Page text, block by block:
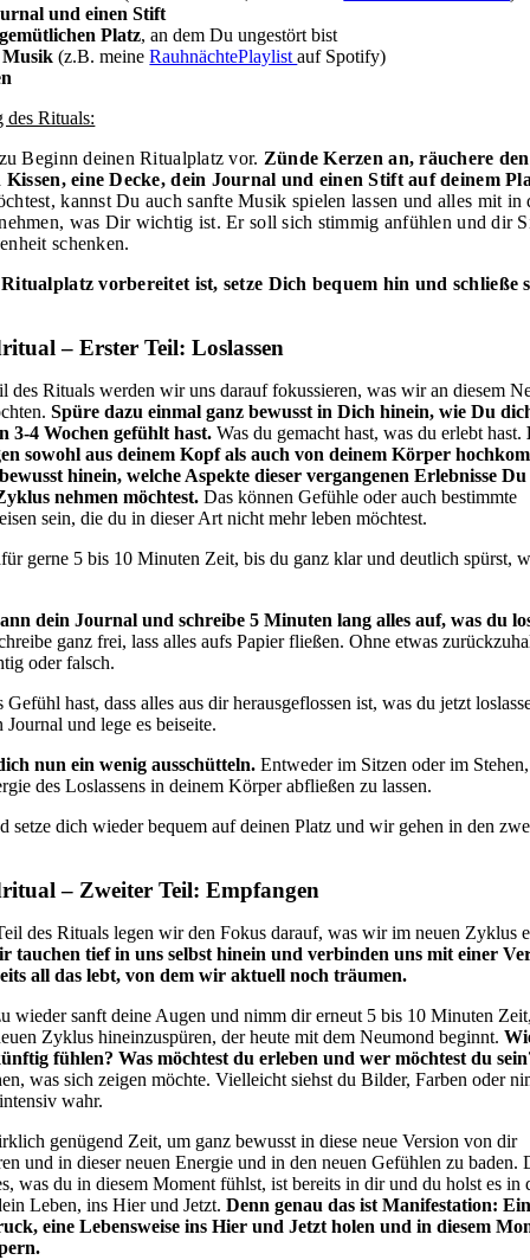
und einen Stift
gemütlichen Platz, an dem Du ungestört bist
Musik(z.B. meineRauhnächtePlaylistauf Spotify)
des Rituals:
Beginn deinen Ritualplatz vor. Zünde Kerzen an, räuchere
Kissen, eine Decke, dein Journal und einen Stift auf deinem
kannst Du auch sanfte Musik spielen lassen und alles mit in
was Dir wichtig ist. Er soll sich stimmig anfühlen und dir
schenken.
vorbereitet ist, setze Dich bequem hin und schließe
– Erster Teil: Loslassen
des Rituals werden wir uns darauf fokussieren, was wir an diesem
Spüre dazu einmal ganz bewusst in Dich hinein, wie Du
3-4 Wochen gefühlt hast.Was du gemacht hast, was du erlebt hast.
sowohl aus deinem Kopf als auch von deinem Körper
hinein, welche Aspekte dieser vergangenen Erlebnisse
nehmen möchtest. Das können Gefühle oder auch bestimmte
sein, die du in dieser Art nicht mehr leben möchtest.
gerne 5 bis 10 Minuten Zeit, bis du ganz klar und deutlich spürst,
dein Journal und schreibe 5 Minuten lang alles auf, was du
ganz frei, lass alles aufs Papier fließen. Ohne etwas
oder falsch.
Gefühl hast, dass alles aus dir herausgeflossen ist, was du jetzt
Journal und lege es beiseite.
nun ein wenig ausschütteln. Entweder im Sitzen oder im
des Loslassens in deinem Körper abfließen zu lassen.
setze dich wieder bequem auf deinen Platz und wir gehen in den
– Zweiter Teil: Empfangen
des Rituals legen wir den Fokus darauf, was wir im neuen Zyklus
tauchen tief in uns selbst hinein und verbinden uns mit einer
all das lebt, von dem wir aktuell noch träumen.
wieder sanft deine Augen und nimm dir erneut 5 bis 10 Minuten
Zyklus hineinzuspüren, der heute mit dem Neumond beginnt.
fühlen? Was möchtest du erleben und wer möchtest du
was sich zeigen möchte. Vielleicht siehst du Bilder, Farben oder
wahr.
genügend Zeit, um ganz bewusst in diese neue Version von dir
und in dieser neuen Energie und in den neuen Gefühlen zu baden.
was du in diesem Moment fühlst, ist bereits in dir und du holst es in
Leben, ins Hier und Jetzt.Denn genau das ist Manifestation:
eine Lebensweise ins Hier und Jetzt holen und in diesem